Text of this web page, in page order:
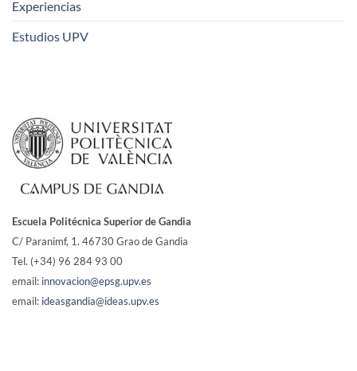
Experiencias
Estudios UPV
Escuela Politécnica Superior de Gandia
C/ Paranimf, 1. 46730 Grao de Gandia
Tel. (+34) 96 284 93 00
email: innovacion@epsg.upv.es
email: ideasgandia@ideas.upv.es